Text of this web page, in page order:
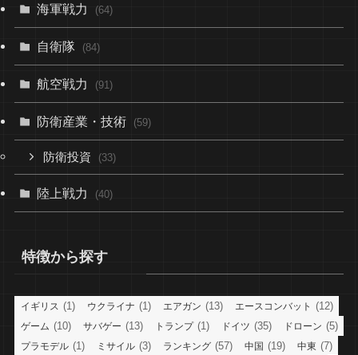
海軍戦力 (64)
自衛隊 (84)
航空戦力 (91)
防衛産業・技術 (59)
防衛投資 (33)
陸上戦力 (40)
特徴から探す
イギリス (1) ウクライナ (1) エアガン (13) エースコンバット (12)
ゲーム (10) サバゲー (13) トランプ(1) ドイツ (35) ドローン (5)
プラモデル (1) ミサイル (3) ランキング (57) 中国 (19) 中東 (7)